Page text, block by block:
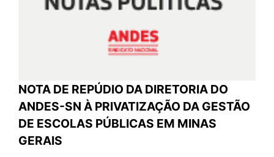
NOTA DE REPÚDIO DA DIRETORIA DO
ANDES-SN À PRIVATIZAÇÃO DA GESTÃO
DE ESCOLAS PÚBLICAS EM MINAS
GERAIS